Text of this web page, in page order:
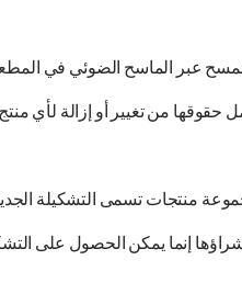
عبر الماسح الضوئي في
حقوقها من تغيير أو إزالة لأي
منتجات تسمى التشكيلة
إنما يمكن الحصول على